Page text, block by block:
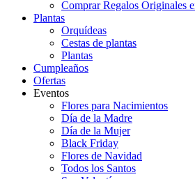
Comprar Regalos Originales
Plantas
Orquídeas
Cestas de plantas
Plantas
Cumpleaños
Ofertas
Eventos
Flores para Nacimientos
Día de la Madre
Día de la Mujer
Black Friday
Flores de Navidad
Todos los Santos